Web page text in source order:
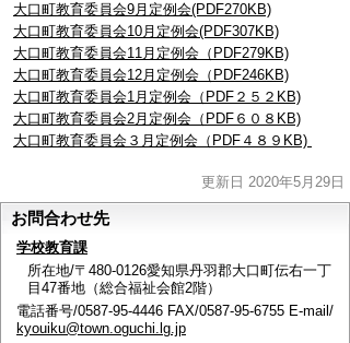
大口町教育委員会9月定例会(PDF270KB)
大口町教育委員会10月定例会(PDF307KB)
大口町教育委員会11月定例会（PDF279KB)
大口町教育委員会12月定例会（PDF246KB)
大口町教育委員会1月定例会（PDF２５２KB)
大口町教育委員会2月定例会（PDF６０８KB)
大口町教育委員会３月定例会（PDF４８９KB)
更新日 2020年5月29日
お問合わせ先
学校教育課
所在地/〒480-0126愛知県丹羽郡大口町伝右一丁
目47番地（総合福祉会館2階）
電話番号/0587-95-4446 FAX/0587-95-6755 E-mail/
kyouiku@town.oguchi.lg.jp